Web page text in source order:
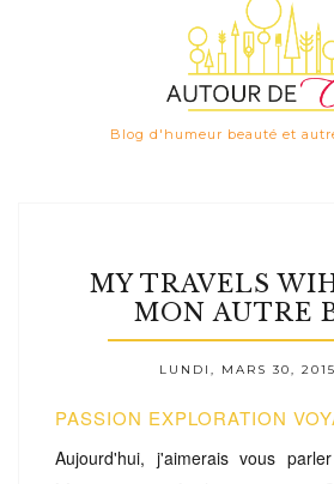
Blog d'humeur beauté et
MY TRAVELS
MON AUTRE
LUNDI, MARS 30, 2015
PASSION EXPLORATION
Aujourd'hui, j'aimerais vous